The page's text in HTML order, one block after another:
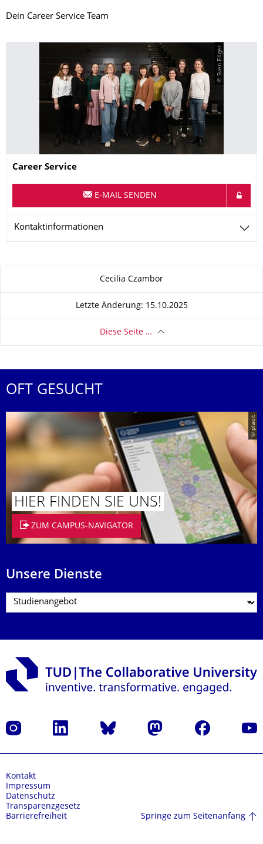
Dein Career Service Team
© Sven Ellger
Name
Career Service
E-MAIL SENDEN
Kontaktinformationen
Cecilia Czambor
Letzte Änderung: 15.10.2025
Diese Seite …
OFT GESUCHT
© placit
HIER FINDEN SIE UNS!
ZUM CAMPUS-NAVIGATOR
Unsere Dienste
Instagram LinkedIn Bluesky Mastodon Facebook
Kontakt
Impressum
Datenschutz
Transparenzgesetz
Barrierefreiheit
Springe zum Seitenanfang